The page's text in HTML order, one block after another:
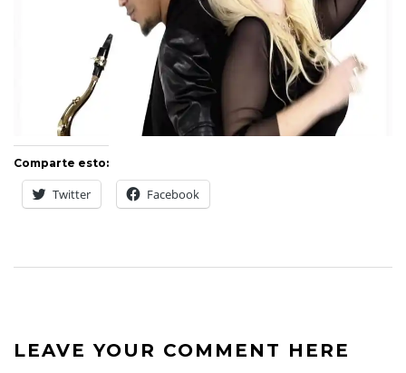
Comparte esto:
Twitter Facebook
LEAVE YOUR COMMENT HERE